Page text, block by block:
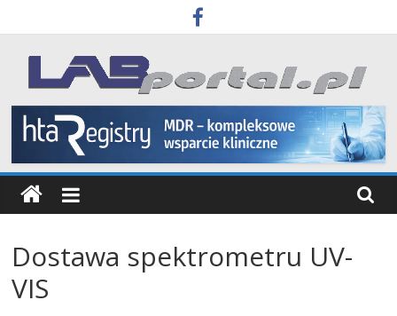
to
content
Labportal
Laboratoria
Aparatura
Badania
Dostawa spektrometru UV-
VIS